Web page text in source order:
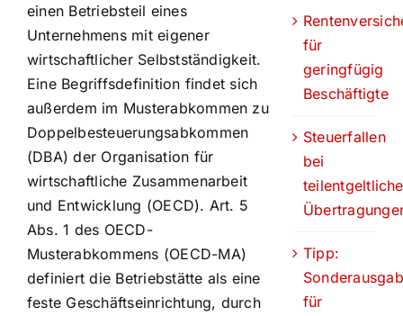
einen Betriebsteil eines
Unternehmens mit eigener
wirtschaftlicher Selbstständigkeit.
Eine Begriffsdefinition findet sich
außerdem im Musterabkommen zu
Doppelbesteuerungsabkommen
(DBA) der Organisation für
wirtschaftliche Zusammenarbeit
und Entwicklung (OECD). Art. 5
Abs. 1 des OECD-
Musterabkommens (OECD-MA)
definiert die Betriebstätte als eine
feste Geschäftseinrichtung, durch
für
geringfügig
Beschäftigte
Steuerfallen
bei
Tipp:
für